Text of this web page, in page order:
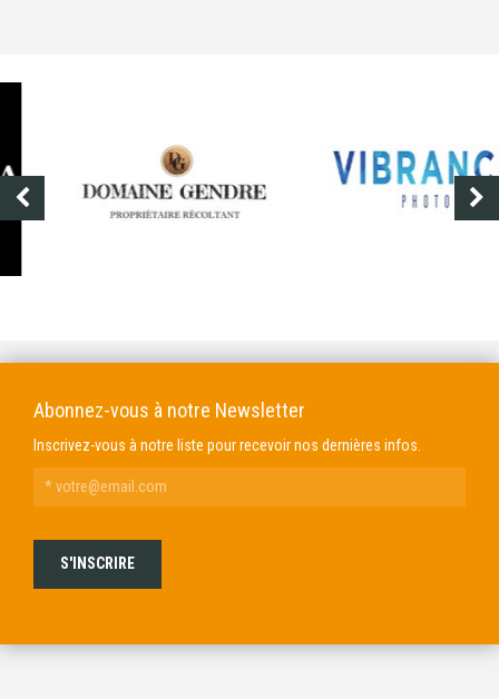
Abonnez-vous à notre Newsletter
Inscrivez-vous à notre liste pour recevoir nos dernières infos.